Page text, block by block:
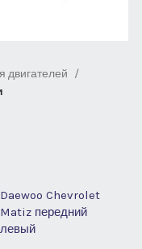
двигателей
Daewoo Chevrolet
Matiz передний
левый